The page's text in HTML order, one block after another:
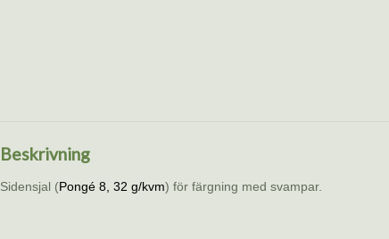
Beskrivning
Sidensjal (Pongé 8, 32 g/kvm) för färgning med svampar.